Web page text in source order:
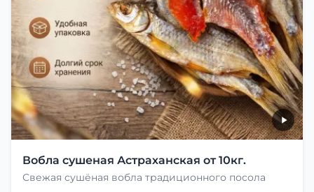
Вобла сушеная Астраханская от 10кг.
Свежая сушёная вобла традиционного посола